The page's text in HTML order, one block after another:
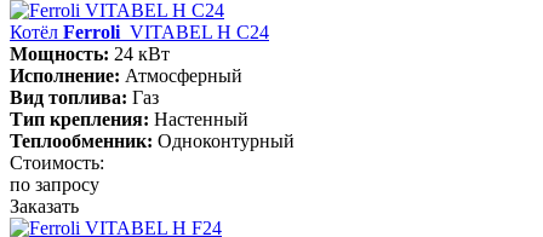
Котёл Ferroli VITABEL H С24
Мощность: 24 кВт
Исполнение: Атмосферный
Вид топлива: Газ
Тип крепления: Настенный
Теплообменник: Одноконтурный
Стоимость:
по запросу
Заказать